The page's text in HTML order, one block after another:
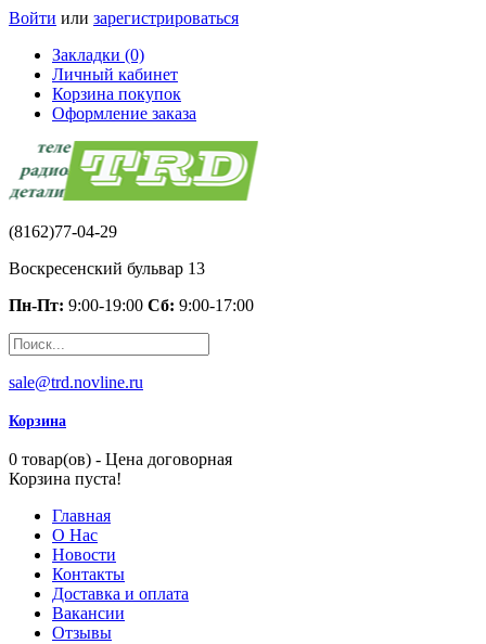
Войти или зарегистрироваться
Закладки (0)
Личный кабинет
Корзина покупок
Оформление заказа
(8162)77-04-29
Воскресенский бульвар 13
Пн-Пт: 9:00-19:00 Сб: 9:00-17:00
sale@trd.novline.ru
Корзина
0 товар(ов) - Цена договорная
Корзина пуста!
Главная
О Нас
Новости
Контакты
Доставка и оплата
Вакансии
Отзывы